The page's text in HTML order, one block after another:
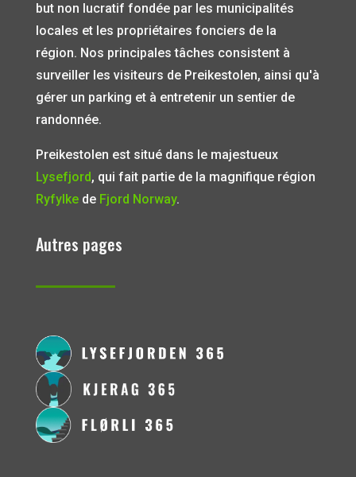
but non lucratif fondée par les municipalités
locales et les propriétaires fonciers de la
région. Nos principales tâches consistent à
surveiller les visiteurs de Preikestolen, ainsi qu'à
gérer un parking et à entretenir un sentier de
randonnée.
Preikestolen est situé dans le majestueux
Lysefjord, qui fait partie de la magnifique région
Ryfylkede Fjord Norway.
Autres pages